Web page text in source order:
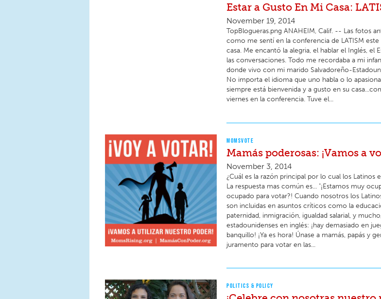
Estar a Gusto En Mi Casa:
November 19, 2014
TopBlogueras.png ANAHEIM, Calif. -- Las fotos
como me sentí en la conferencia de LATISM
casa. Me encantó la alegria, el hablar el Inglés, el
las conversaciones. Todo me recordaba a mi
donde vivo con mi marido Salvadoreño-
No importa el idioma que uno habla o lo
siempre está bienvenida y a gusto en su
viernes en la conferencia. Tuve el...
MOMSVOTE
Mamás poderosas: ¡Vamos a
November 3, 2014
¿Cuál es la razón principal por lo cual los Latinos
La respuesta mas común es... "¡Estamos muy
ocupado para votar?! Cuando nosotros los
son incluidas en asuntos críticos como la
paternidad, inmigración, igualdad salarial, y
estadounidenses en inglés: ¡hay demasiado en
banquillo! ¡Ya es hora! Únase a mamás, papás y
juramento para votar en las...
POLITICS & POLICY